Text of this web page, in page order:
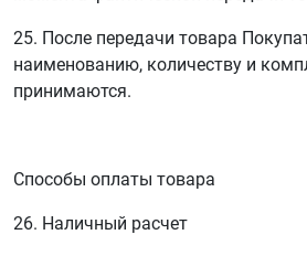
25. После передачи товара
наименованию, количеству и
принимаются.
Способы оплаты товара
26. Наличный расчет